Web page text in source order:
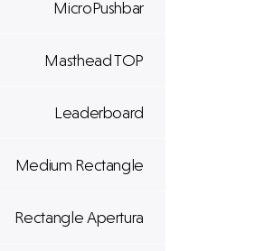
MicroPushbar
Masthead TOP
Leaderboard
Medium Rectangle
Rectangle Apertura